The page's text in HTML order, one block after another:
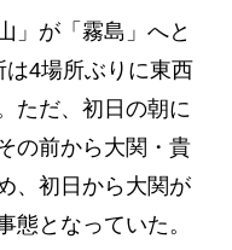
」が「霧島」へと
は4場所ぶりに東西
ただ、初日の朝に
の前から大関・貴
、初日から大関が
態となっていた。